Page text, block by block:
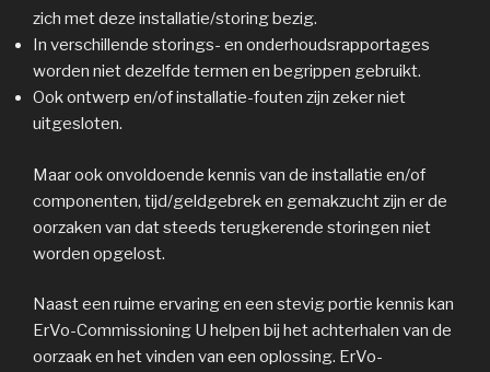
zich met deze installatie/storing bezig.
In verschillende storings- en onderhoudsrapportages
worden niet dezelfde termen en begrippen gebruikt.
Ook ontwerp en/of installatie-fouten zijn zeker niet
uitgesloten.
Maar ook onvoldoende kennis van de installatie en/of
componenten, tijd/geldgebrek en gemakzucht zijn er de
oorzaken van dat steeds terugkerende storingen niet
worden opgelost.
Naast een ruime ervaring en een stevig portie kennis kan
ErVo-Commissioning U helpen bij het achterhalen van de
oorzaak en het vinden van een oplossing. ErVo-